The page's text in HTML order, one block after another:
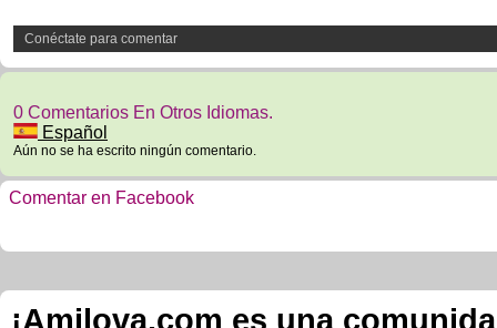
Conéctate para comentar
0 Comentarios En Otros Idiomas.
Español
Aún no se ha escrito ningún comentario.
Comentar en Facebook
¡Amilova.com es una